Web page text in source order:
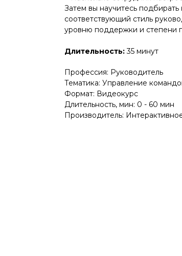
Затем вы научитесь
соответствующий стиль
уровню поддержки и степени
Длительность:35 минут
Профессия: Руководитель
Тематика: Управление
Формат: Видеокурс
Длительность, мин: 0 - 60 мин
Производитель: